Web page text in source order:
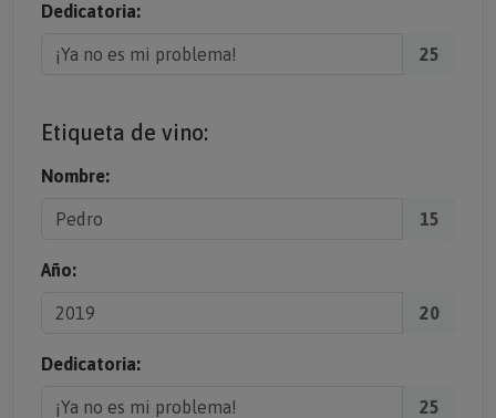
Dedicatoria:
25
Etiqueta de vino:
Nombre:
15
Año:
20
Dedicatoria:
25